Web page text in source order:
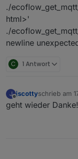
./
html>'
./
newline
C 1 Antwort
J
Offline
jscottyschrieb am
zuletzt
geht wieder Danke!